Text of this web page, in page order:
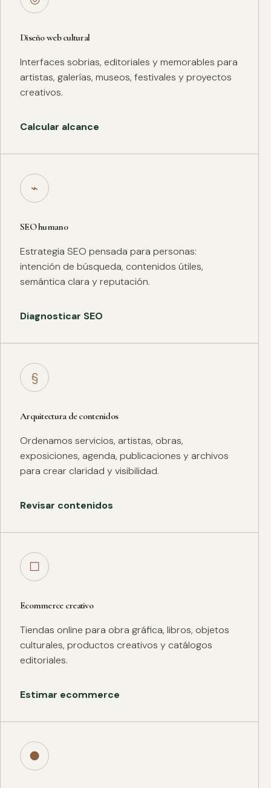
Diseño web cultural
Interfaces sobrias, editoriales y memorables para
artistas, galerías, museos, festivales y proyectos
creativos.
Calcular alcance
⌁
SEO humano
Estrategia SEO pensada para personas:
intención de búsqueda, contenidos útiles,
semántica clara y reputación.
Diagnosticar SEO
§
Arquitectura de contenidos
Ordenamos servicios, artistas, obras,
exposiciones, agenda, publicaciones y archivos
para crear claridad y visibilidad.
Revisar contenidos
□
Ecommerce creativo
Tiendas online para obra gráfica, libros, objetos
culturales, productos creativos y catálogos
editoriales.
Estimar ecommerce
●